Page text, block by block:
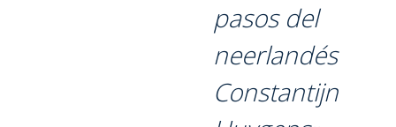
pasos del
neerlandés
Constantijn